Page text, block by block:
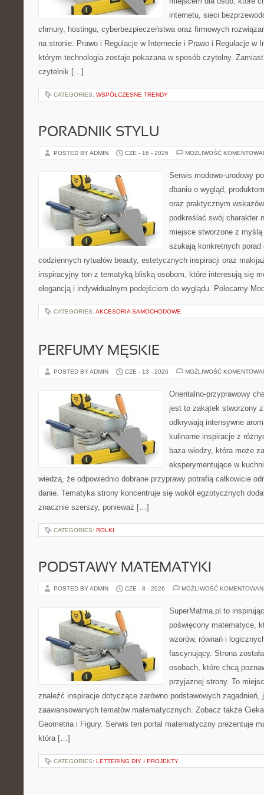
internetu, sieci
chmury, hostingu, cyberbezpieczeństwa oraz firmowych
na stronie: Prawo i Regulacje w Internecie i Prawo i Regulacje w
którym technologia zostaje pokazana w sposób czytelny.
czytelnik […]
CATEGORIES: WSPÓŁCZESNE TRENDY
PORADNIK STYLU
POSTED BY ADMIN CZE - 16 - 2026 MOŻLIWOŚĆ
Serwis modowo-urodowy
dbaniu o wygląd,
oraz praktycznym
podkreślać swój charakter
miejsce stworzone z
szukają konkretnych
codziennych rytuałów beauty, estetycznych inspiracji oraz
inspiracyjny ton z tematyką bliską osobom, które interesują się
elegancją i indywidualnym podejściem do wyglądu. Polecamy
CATEGORIES: AKCESORIA SAMOCHODOWE
PERFUMY MĘSKIE
POSTED BY ADMIN CZE - 13 - 2026 MOŻLIWOŚĆ
Orientalno-przyprawowy
jest to zakątek stworzony
odkrywają intensywne
kulinarne inspiracje z
baza wiedzy, która może
eksperymentujące w
wiedzą, że odpowiednio dobrane przyprawy potrafią całkowicie
danie. Tematyka strony koncentruje się wokół egzotycznych
znacznie szerszy, ponieważ […]
CATEGORIES: ROLKI
PODSTAWY MATEMATYKI
POSTED BY ADMIN CZE - 8 - 2026 MOŻLIWOŚĆ
SuperMatma.pl to
poświęcony matematyce,
wzorów, równań i
fascynujący. Strona
osobach, które chcą
przyjaznej strony. To
znaleźć inspiracje dotyczące zarówno podstawowych zagadnień,
zaawansowanych tematów matematycznych. Zobacz także
Geometria i Figury. Serwis ten portal matematyczny prezentuje
która […]
CATEGORIES: LETTERING DIY I PROJEKTY